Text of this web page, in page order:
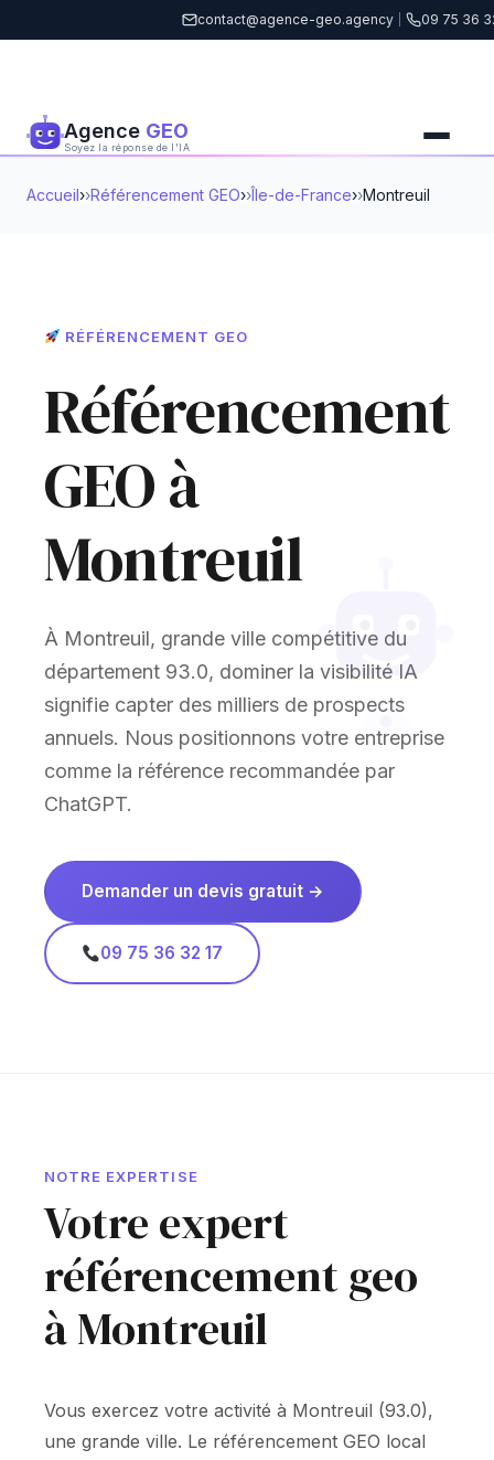
contact@agence-geo.agency 09 75 36
Agence GEO
Soyez la réponse de l'IA
Accueil› Référencement GEO› Île-de-France› Montreuil
RÉFÉRENCEMENT GEO
Référencement
GEO à
Montreuil
À Montreuil, grande ville compétitive du
département 93.0, dominer la visibilité IA
signifie capter des milliers de prospects
annuels. Nous positionnons votre entreprise
comme la référence recommandée par
ChatGPT.
Demander un devis gratuit →
09 75 36 32 17
NOTRE EXPERTISE
Votre expert
référencement geo
à Montreuil
Vous exercez votre activité à Montreuil (93.0),
une grande ville. Le référencement GEO local